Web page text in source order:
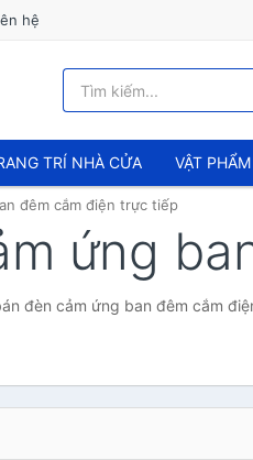
hệ
TRÍ NHÀ CỬA VẬT
đêm cắm điện trực tiếp
ứng
đèn cảm ứng ban đêm cắm